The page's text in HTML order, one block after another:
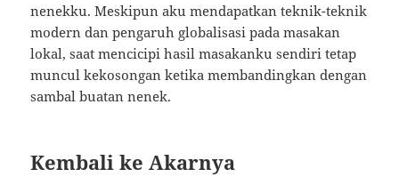
nenekku. Meskipun aku mendapatkan teknik-teknik
modern dan pengaruh globalisasi pada masakan
lokal, saat mencicipi hasil masakanku sendiri tetap
muncul kekosongan ketika membandingkan dengan
sambal buatan nenek.
Kembali ke Akarnya